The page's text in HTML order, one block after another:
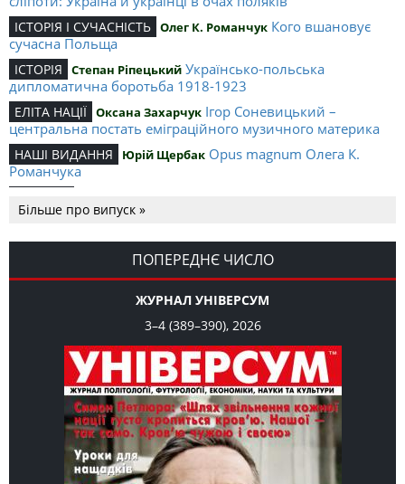
ІСТОРІЯ І СУЧАСНІСТЬ Олег К. Романчук Кого вшановує
сучасна Польща
ІСТОРІЯ Степан Ріпецький Українсько-польська
дипломатична боротьба 1918-1923
ЕЛІТА НАЦІЇ Оксана Захарчук Ігор Соневицький –
центральна постать еміграційного музичного материка
НАШІ ВИДАННЯ Юрій Щербак Opus magnum Олега К.
Романчука
Романчука
СЛОВО РЕДАКЦІЙНЕ Олег К. Романчук Журавель і синиця
як уособлення української політстратегії й тактики
Більше про випуск »
ПОПЕРЕДНЄ ЧИСЛО
ЖУРНАЛ УНІВЕРСУМ
3–4 (389–390), 2026